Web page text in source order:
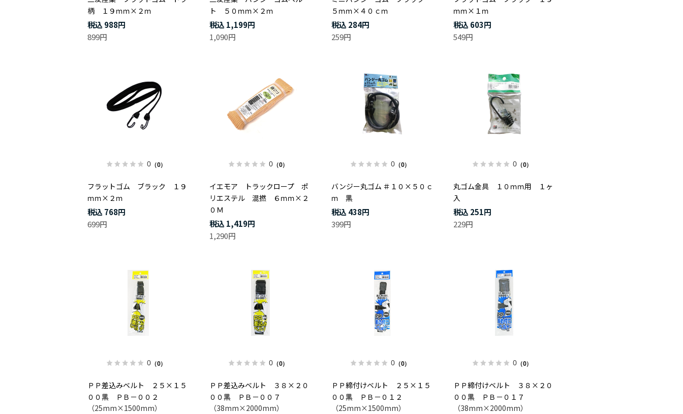
柄 １９ｍｍ×２ｍ
988円
899円
ト ５０ｍｍ×２ｍ
1,199円
1,090円
５ｍｍ×４０ｃｍ
284円
259円
ｍｍ×１ｍ
603円
549円
0（0）
フラットゴム ブラック １９
ｍｍ×２ｍ
768円
699円
0（0）
イエモア トラックロープ ポ
リエステル 混撚 ６ｍｍ×２
０Ｍ
1,419円
1,290円
0（0）
バンジー丸ゴム ＃１０×５０ｃ
ｍ 黒
438円
399円
0（0）
丸ゴム金具 １０ｍｍ用 １ヶ
入
251円
229円
0（0）
ＰＰ差込みベルト ２５×１５
００黒 ＰＢ－００２
（25mm×1500mm）
0（0）
ＰＰ差込みベルト ３８×２０
００黒 ＰＢ－００７
（38mm×2000mm）
0（0）
ＰＰ締付けベルト ２５×１５
００黒 ＰＢ－０１２
（25mm×1500mm）
0（0）
ＰＰ締付けベルト ３８×２０
００黒 ＰＢ－０１７
（38mm×2000mm）